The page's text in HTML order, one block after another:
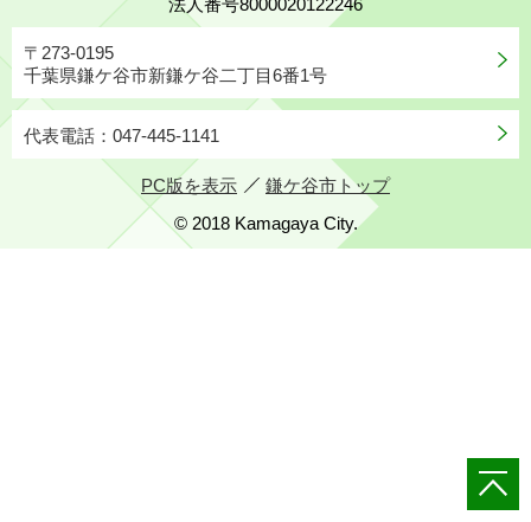
法人番号8000020122246
〒273-0195
千葉県鎌ケ谷市新鎌ケ谷二丁目6番1号
代表電話：047-445-1141
PC版を表示
鎌ケ谷市トップ
© 2018 Kamagaya City.